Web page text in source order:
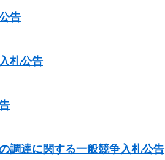
告
札公告
調達に関する一般競争入札公告